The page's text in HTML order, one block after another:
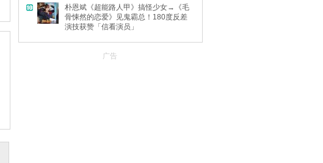
朴恩斌《超能路人甲》搞怪少女→《毛
骨悚然的恋爱》见鬼霸总！180度反差
演技获赞「信看演员」
广告